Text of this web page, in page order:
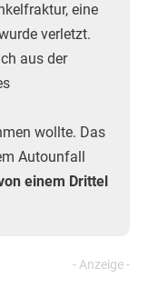
eine
verletzt.
aus der
wollte. Das
Autounfall
einem Drittel